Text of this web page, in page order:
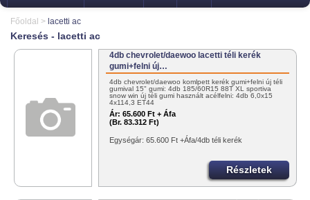
Főoldal > lacetti ac
Keresés - lacetti ac
4db chevrolet/daewoo lacetti téli kerék
gumi+felni új…
4db chevrolet/daewoo komlpett kerék gumi+felni új téli
gumival 15" gumi: 4db 185/60R15 88T XL sportiva
snow win új téli gumi használt acélfelni: 4db 6,0x15
4x114,3 ET44
Ár: 65.600 Ft + Áfa
(Br. 83.312 Ft)
Egységár: 65.600 Ft +Áfa/4db téli kerék
Részletek